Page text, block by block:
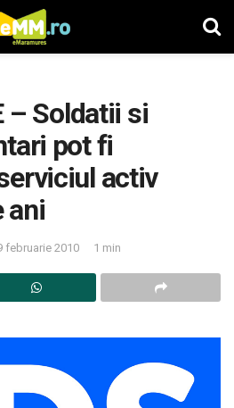
– Soldatii si
pot fi
activ
ani
februarie 2010 1 min